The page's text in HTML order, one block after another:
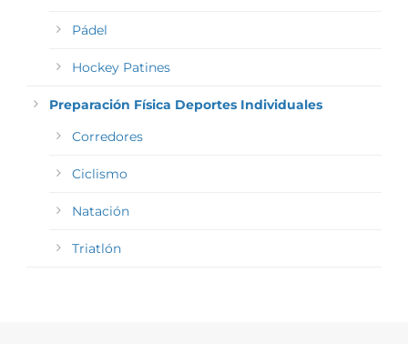
Pádel
Hockey Patines
Preparación Física Deportes Individuales
Corredores
Ciclismo
Natación
Triatlón